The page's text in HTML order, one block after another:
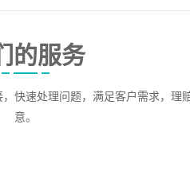
的服务
快速处理问题，满足客户需求，理
意。